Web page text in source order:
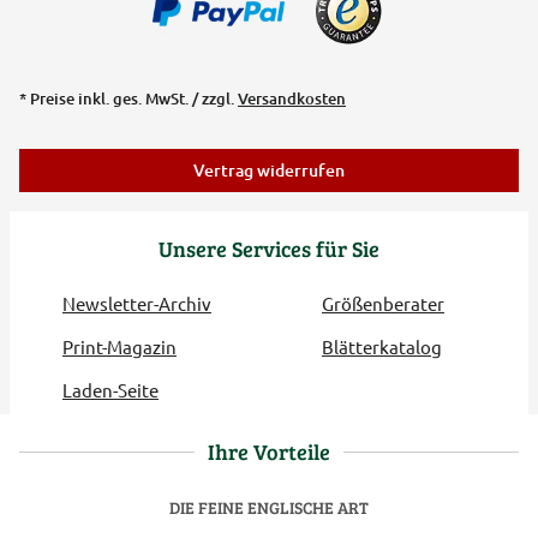
Unsere Services für Sie
Newsletter-Archiv
Größenberater
Print-Magazin
Blätterkatalog
Laden-Seite
* Preise inkl. ges. MwSt. / zzgl.Versandkosten
Vertrag widerrufen
Ihre Vorteile
DIE FEINE ENGLISCHE ART